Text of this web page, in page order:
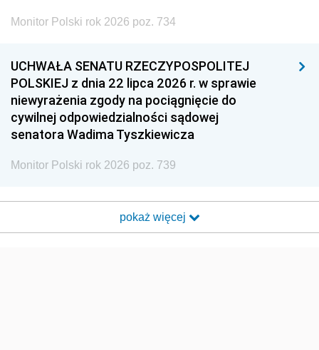
Monitor Polski rok 2026 poz. 734
UCHWAŁA SENATU RZECZYPOSPOLITEJ
POLSKIEJ z dnia 22 lipca 2026 r. w sprawie
niewyrażenia zgody na pociągnięcie do
cywilnej odpowiedzialności sądowej
senatora Wadima Tyszkiewicza
Monitor Polski rok 2026 poz. 739
pokaż więcej